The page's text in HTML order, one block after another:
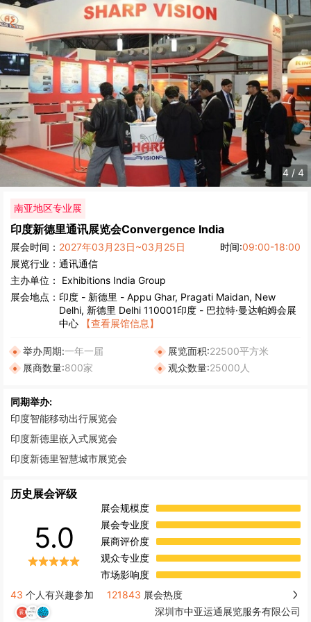
1 / 4
南亚地区专业展
印度新德里通讯展览会Convergence India
展会时间： 2027年03月23日~03月25日 时间:09:00-18:00
展览行业： 通讯通信
主办单位：
Exhibitions India Group
展会地点： 印度 - 新德里 - Appu Ghar, Pragati Maidan, New
Delhi, 新德里 Delhi 110001印度 - 巴拉特·曼达帕姆会展
中心
【查看展馆信息】
举办周期:一年一届 展览面积:22500平方米
展商数量:800家 观众数量:25000人
同期举办:
印度智能移动出行展览会
印度新德里嵌入式展览会
印度新德里智慧城市展览会
历史展会评级
5.0
展会规模度
展会专业度
展商评价度
观众专业度
市场影响度
43 个人有兴趣参加 121843 展会热度
深圳市中亚运通展览服务有限公司